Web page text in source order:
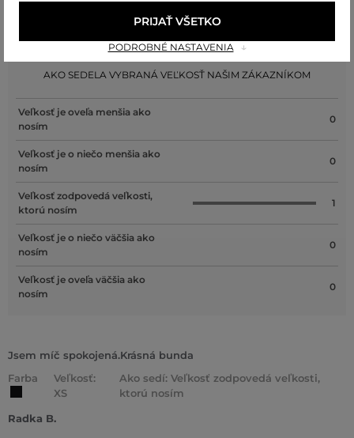
Recenzie
AKO SEDELA VYBRANÁ VEĽKOSŤ NAŠIM ZÁKAZNÍKOM
Veľkosť je oveľa menšia ako
nosím
0
Veľkosť je o niečo menšia ako
nosím
0
Veľkosť zodpovedá veľkosti,
ktorú nosím
1
Veľkosť je o niečo väčšia ako
nosím
0
Veľkosť je oveľa väčšia ako
nosím
0
Jsem míč spokojená.Krásná bunda
Farba
Veľkosť:
XS
Ako sedí: Veľkosť zodpovedá veľkosti,
ktorú nosím
Radka B.
PODROBNÉ NASTAVENIA
PRIJAŤ VŠETKO